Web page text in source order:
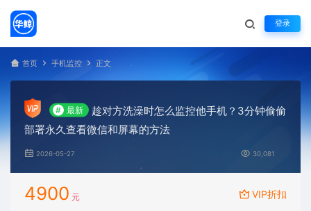
登录
首页 手机监控 正文
# 最新
趁对方洗澡时怎么监控他手机？3分钟偷偷
部署永久查看微信和屏幕的方法
2026-05-27 30,081
4900 元 VIP折扣